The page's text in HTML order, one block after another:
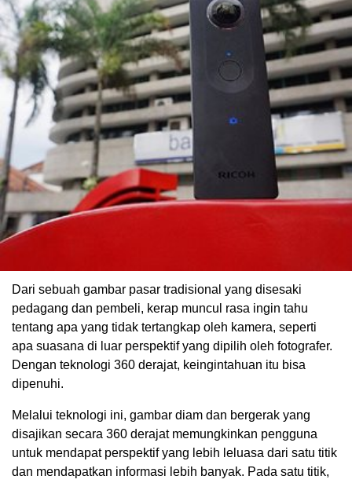
Dari sebuah gambar pasar tradisional yang disesaki
pedagang dan pembeli, kerap muncul rasa ingin tahu
tentang apa yang tidak tertangkap oleh kamera, seperti
apa suasana di luar perspektif yang dipilih oleh fotografer.
Dengan teknologi 360 derajat, keingintahuan itu bisa
dipenuhi.
Melalui teknologi ini, gambar diam dan bergerak yang
disajikan secara 360 derajat memungkinkan pengguna
untuk mendapat perspektif yang lebih leluasa dari satu titik
dan mendapatkan informasi lebih banyak. Pada satu titik,